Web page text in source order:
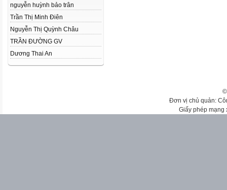
nguyễn huỳnh bảo trân
Trần Thị Minh Điên
Nguyễn Thị Quỳnh Châu
TRẦN ĐƯỜNG GV
Dương Thai An
Đơn vị chủ quản:
Giấy phép mạng